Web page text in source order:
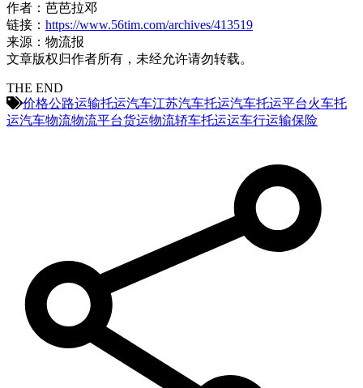
作者：芭芭拉邓
链接： https://www.56tim.com/archives/413519
来源：物流报
文章版权归作者所有，未经允许请勿转载。
THE END
价格公路运输托运汽车江苏汽车托运汽车托运平台火车托
运汽车物流物流平台货运物流轿车托运运车行运输保险